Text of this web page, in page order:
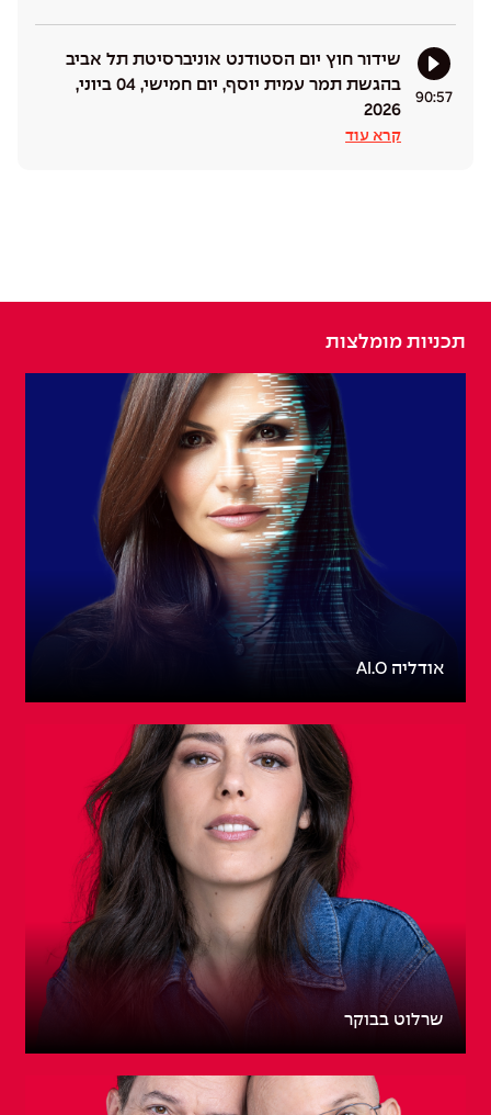
90:57
שידור חוץ יום הסטודנט אוניברסיטת תל אביב
בהגשת תמר עמית יוסף, יום חמישי, 04 ביוני,
2026
קרא עוד
תכניות מומלצות
אודליה AI.O
שרלוט בבוקר